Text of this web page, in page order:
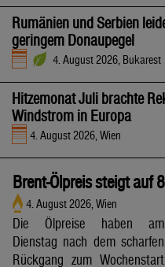
Rumänien und Serbien
geringem Donaupegel
4. August 2026, Bukarest
Hitzemonat Juli brachte
Windstrom in Europa
4. August 2026, Wien
Brent-Ölpreis steigt auf
4. August 2026, Wien
Die Ölpreise haben am
Dienstag nach dem scharfen
Rückgang zum Wochenstart